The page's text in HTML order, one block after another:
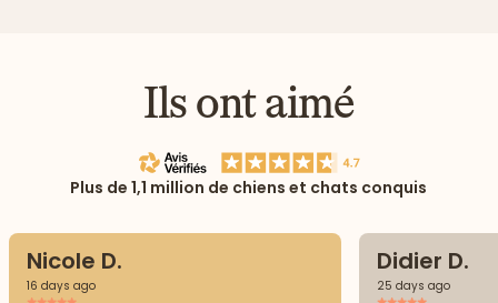
Ils ont aimé
Plus de 1,1 million de chiens et chats conquis
Nicole D.
16 days ago
Didier D.
25 days ago